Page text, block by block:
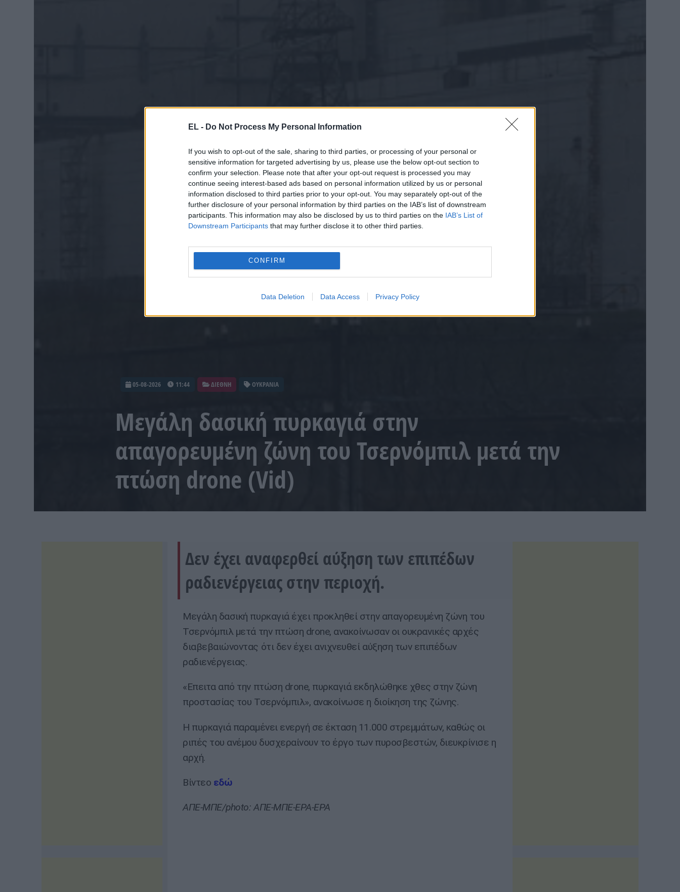
EL - Do Not Process My Personal Information
If you wish to opt-out of the sale, sharing to third parties, or processing of your personal or
sensitive information for targeted advertising by us, please use the below opt-out section to
confirm your selection. Please note that after your opt-out request is processed you may
continue seeing interest-based ads based on personal information utilized by us or personal
information disclosed to third parties prior to your opt-out. You may separately opt-out of the
further disclosure of your personal information by third parties on the IAB’s list of downstream
participants. This information may also be disclosed by us to third parties on the IAB’s List of
Downstream Participants that may further disclose it to other third parties.
CONFIRM
Data Deletion Data Access Privacy Policy
05-08-2026 11:44 ΔΙΕΘΝΗ ΟΥΚΡΑΝΙΑ
Μεγάλη δασική πυρκαγιά στην
απαγορευμένη ζώνη του Τσερνόμπιλ μετά την
πτώση drone (Vid)
Δεν έχει αναφερθεί αύξηση των επιπέδων
ραδιενέργειας στην περιοχή.
Μεγάλη δασική πυρκαγιά έχει προκληθεί στην απαγορευμένη ζώνη του
Τσερνόμπιλ μετά την πτώση drone, ανακοίνωσαν οι ουκρανικές αρχές
διαβεβαιώνοντας ότι δεν έχει ανιχνευθεί αύξηση των επιπέδων
ραδιενέργειας.
«Επειτα από την πτώση drone, πυρκαγιά εκδηλώθηκε χθες στην ζώνη
προστασίας του Τσερνόμπιλ», ανακοίνωσε η διοίκηση της ζώνης.
Η πυρκαγιά παραμένει ενεργή σε έκταση 11.000 στρεμμάτων, καθώς οι
ριπές του ανέμου δυσχεραίνουν το έργο των πυροσβεστών, διευκρίνισε η
αρχή.
Βίντεο εδώ
ΑΠΕ-ΜΠΕ/photo: ΑΠΕ-ΜΠΕ-EPA-EPA